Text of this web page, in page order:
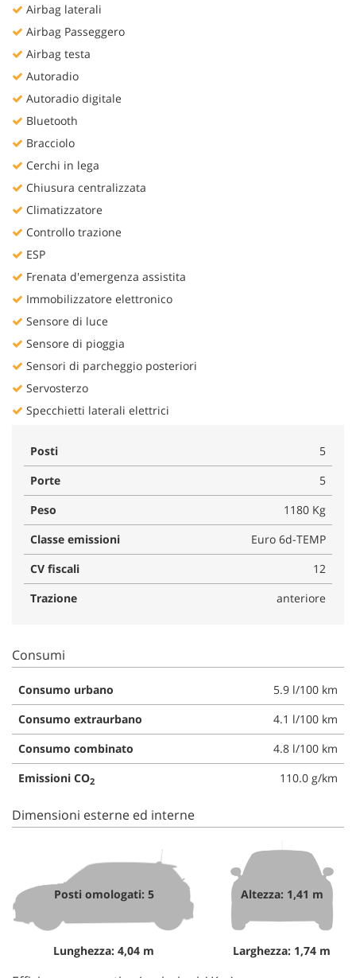
Airbag laterali
Airbag Passeggero
Airbag testa
Autoradio
Autoradio digitale
Bluetooth
Bracciolo
Cerchi in lega
Chiusura centralizzata
Climatizzatore
Controllo trazione
ESP
Frenata d'emergenza assistita
Immobilizzatore elettronico
Sensore di luce
Sensore di pioggia
Sensori di parcheggio posteriori
Servosterzo
Specchietti laterali elettrici
Posti
5
Porte
5
Peso
1180 Kg
Classe emissioni
Euro 6d-TEMP
CV fiscali
12
Trazione
anteriore
Consumi
Consumo urbano
5.9 l/100 km
Consumo extraurbano
4.1 l/100 km
Consumo combinato
4.8 l/100 km
Emissioni CO2 110.0 g/km
Dimensioni esterne ed interne
Posti omologati: 5
Lunghezza: 4,04 m
Altezza: 1,41 m
Larghezza: 1,74 m